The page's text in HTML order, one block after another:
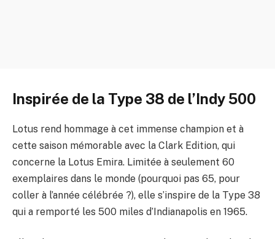
Inspirée de la Type 38 de l’Indy 500
Lotus rend hommage à cet immense champion et à
cette saison mémorable avec la Clark Edition, qui
concerne la Lotus Emira. Limitée à seulement 60
exemplaires dans le monde (pourquoi pas 65, pour
coller à l’année célébrée ?), elle s’inspire de la Type 38
qui a remporté les 500 miles d’Indianapolis en 1965.